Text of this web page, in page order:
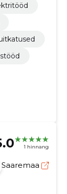
1 hinnang
Saaremaa